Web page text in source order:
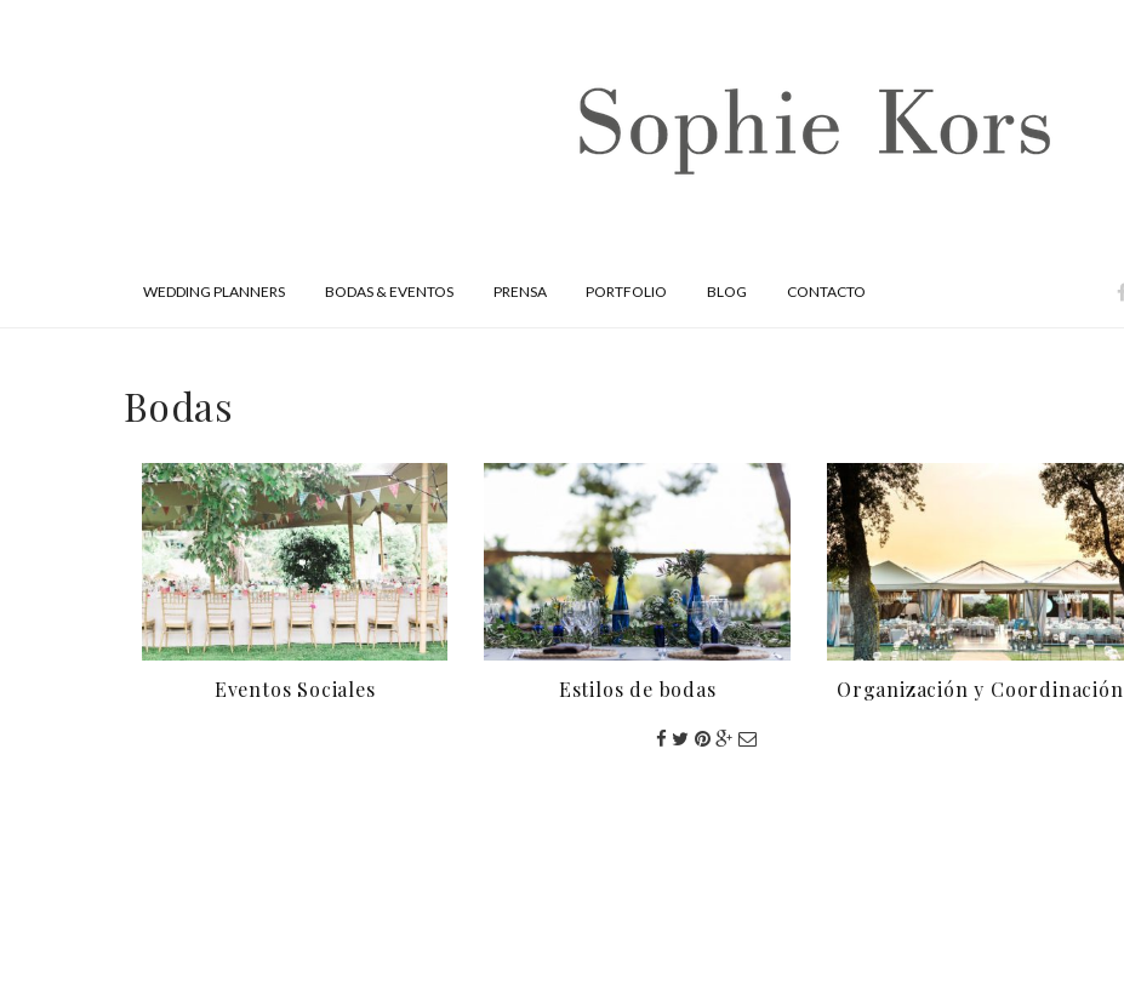
WEDDING PLANNERS BODAS & EVENTOS PRENSA PORTFOLIO BLOG CONTACTO
Bodas
Eventos Sociales Estilos de bodas Organización y Coordinación